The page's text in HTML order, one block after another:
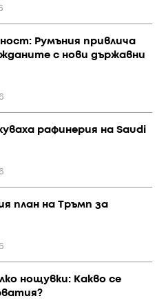
Румъния привлича
с нови държавни
рафинерия на Saudi
план на Тръмп за
нощувки: Какво се